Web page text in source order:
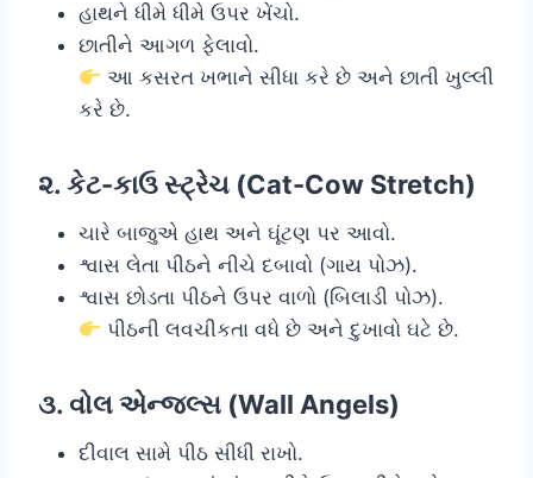
હાથને ધીમે ધીમે ઉપર ખેંચો.
છાતીને આગળ ફેલાવો.
આ કસરત ખભાને સીધા કરે છે અને છાતી ખુલ્લી
કરે છે.
૨. કેટ-કાઉ સ્ટ્રેચ (Cat-Cow Stretch)
ચારે બાજુએ હાથ અને ઘૂંટણ પર આવો.
શ્વાસ લેતા પીઠને નીચે દબાવો (ગાય પોઝ).
શ્વાસ છોડતા પીઠને ઉપર વાળો (બિલાડી પોઝ).
પીઠની લવચીકતા વધે છે અને દુખાવો ઘટે છે.
૩. વોલ એન્જલ્સ (Wall Angels)
દીવાલ સામે પીઠ સીધી રાખો.